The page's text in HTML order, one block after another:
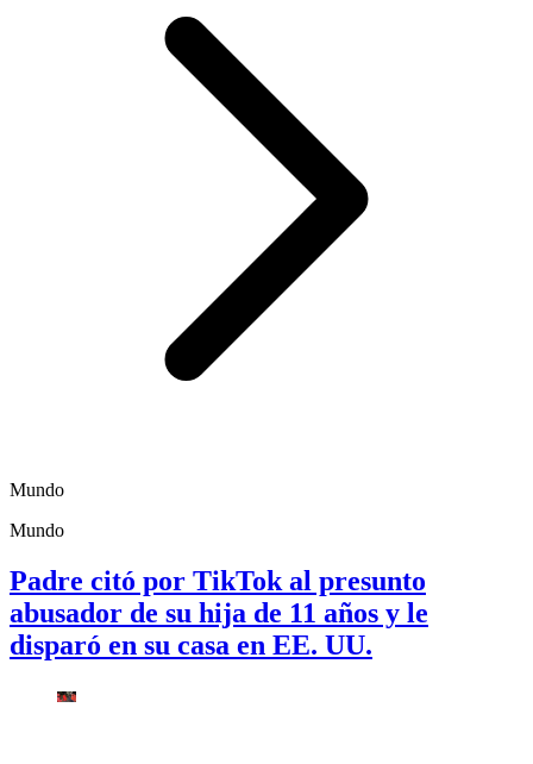
Mundo
Mundo
Padre citó por TikTok al presunto
abusador de su hija de 11 años y le
disparó en su casa en EE. UU.